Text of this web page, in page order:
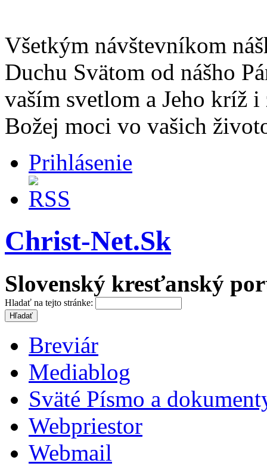
Všetkým návštevníkom
Duchu Svätom od nášho
vaším svetlom a Jeho kríž
Božej moci vo vašich
Prihlásenie
Christ-Net.Sk
Slovenský kresťanský
Hladať na tejto stránke:
Breviár
Mediablog
Sväté Písmo a
Webpriestor
Webmail